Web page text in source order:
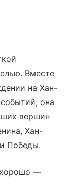
Вместе
на Хан-
она
вершин
Хан-
Победы.
хорошо —